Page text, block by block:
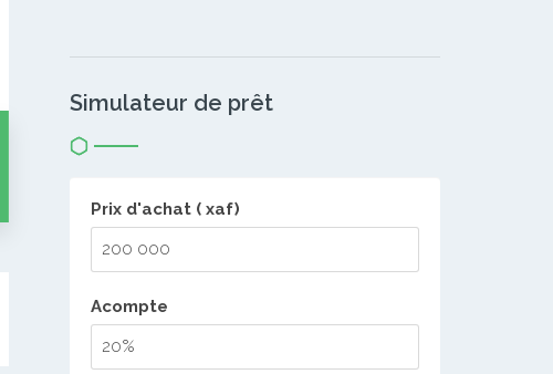
Simulateur de prêt
Prix d'achat ( xaf)
Acompte